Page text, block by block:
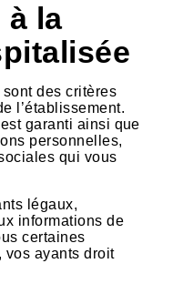
à la
des critères
l’établissement.
garanti ainsi que
personnelles,
qui vous
légaux,
informations de
certaines
vos ayants droit